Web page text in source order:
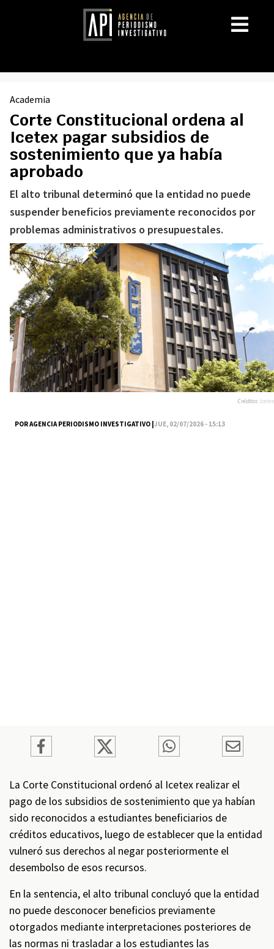
Academia
Corte Constitucional ordena al
Icetex pagar subsidios de
sostenimiento que ya había
aprobado
El alto tribunal determinó que la entidad no puede
suspender beneficios previamente reconocidos por
problemas administrativos o presupuestales.
POR AGENCIA PERIODISMO INVESTIGATIVO |JUE, 02/07/2026 - 15:13
Créditos:Icetex
La Corte Constitucional ordenó al Icetex realizar el
pago de los subsidios de sostenimiento que ya habían
sido reconocidos a estudiantes beneficiarios de
créditos educativos, luego de establecer que la entidad
vulneró sus derechos al negar posteriormente el
desembolso de esos recursos.
En la sentencia, el alto tribunal concluyó que la entidad
no puede desconocer beneficios previamente
otorgados mediante interpretaciones posteriores de
las normas ni trasladar a los estudiantes las